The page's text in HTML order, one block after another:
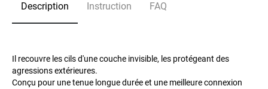
Description Instruction FAQ
Il recouvre les cils d'une couche invisible, les protégeant des
agressions extérieures.
Conçu pour une tenue longue durée et une meilleure connexion